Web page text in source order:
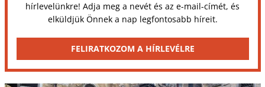
hírlevelünkre! Adja meg a nevét és az e-mail-címét, és
elküldjük Önnek a nap legfontosabb híreit.
FELIRATKOZOM A HÍRLEVÉLRE